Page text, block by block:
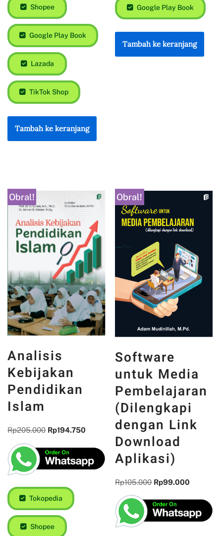
Shopee
Google Play Book
Lazada
TikTok Shop
Tambah ke keranjang
Google Play Book
Tambah ke keranjang
Obral!
Analisis
Kebijakan
Pendidikan
Islam
Rp205.000 Rp194.750
Tokopedia
Shopee
Obral!
Software
untuk Media
Pembelajaran
(Dilengkapi
dengan Link
Download
Aplikasi)
Rp105.000 Rp99.000